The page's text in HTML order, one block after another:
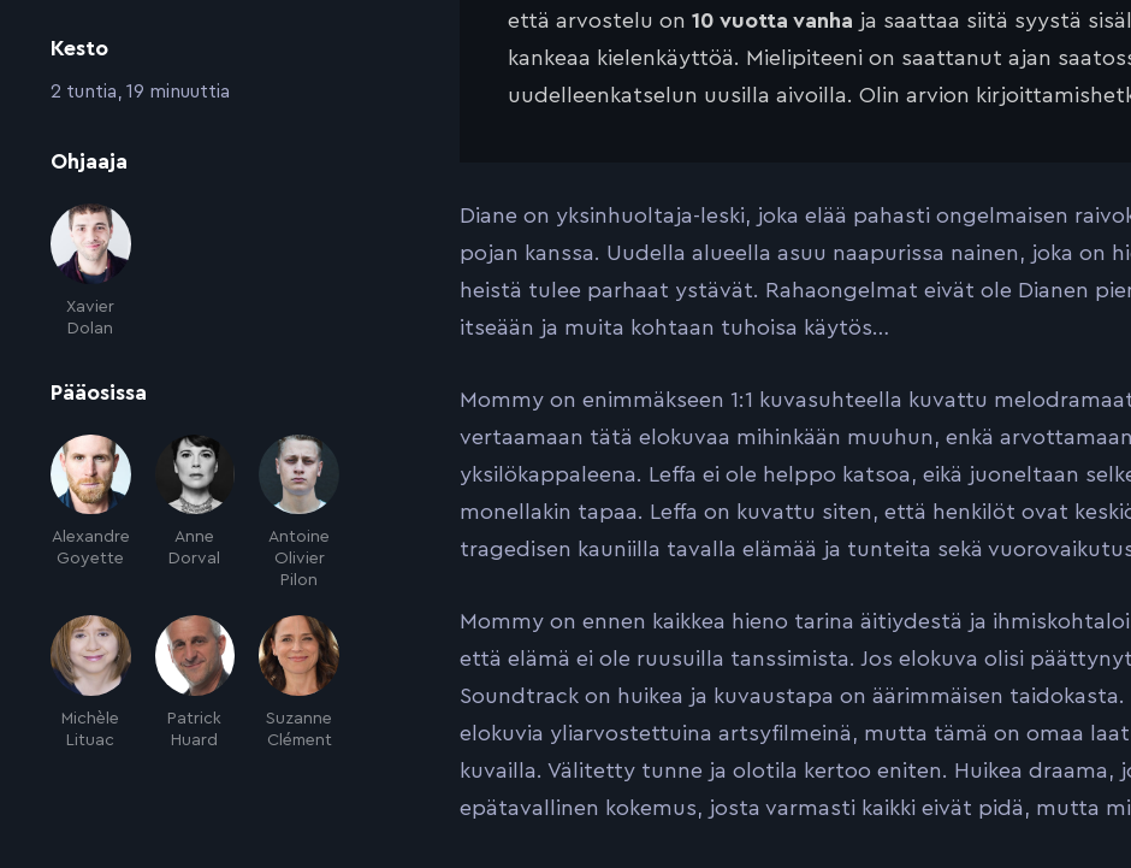
Kesto
:2 tuntia, 19 minuuttia
Ohjaaja
Xavier
Dolan
Pääosissa
Alexandre
Goyette
Anne
Dorval
Antoine
Olivier
Pilon
Michèle
Lituac
Patrick
Huard
Suzanne
Clément
että arvostelu on 10 vuotta vanha ja saattaa siitä syystä
kankeaa kielenkäyttöä. Mielipiteeni on saattanut ajan
uudelleenkatselun uusilla aivoilla. Olin arvion
Diane on yksinhuoltaja-leski, joka elää pahasti ongelmaisen
pojan kanssa. Uudella alueella asuu naapurissa nainen, joka on
heistä tulee parhaat ystävät. Rahaongelmat eivät ole Dianen
itseään ja muita kohtaan tuhoisa käytös…
Mommy on enimmäkseen 1:1 kuvasuhteella kuvattu
vertaamaan tätä elokuvaa mihinkään muuhun, enkä
yksilökappaleena. Leffa ei ole helppo katsoa, eikä juoneltaan
monellakin tapaa. Leffa on kuvattu siten, että henkilöt ovat
tragedisen kauniilla tavalla elämää ja tunteita sekä
Mommy on ennen kaikkea hieno tarina äitiydestä ja
että elämä ei ole ruusuilla tanssimista. Jos elokuva olisi
Soundtrack on huikea ja kuvaustapa on äärimmäisen
elokuvia yliarvostettuina artsyfilmeinä, mutta tämä on omaa
kuvailla. Välitetty tunne ja olotila kertoo eniten. Huikea draama,
epätavallinen kokemus, josta varmasti kaikki eivät pidä, mutta